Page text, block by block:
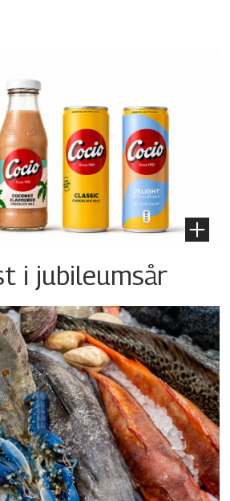
i jubileumsår